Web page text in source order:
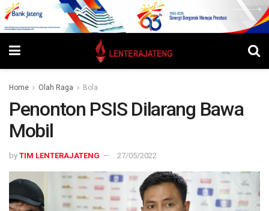
Home Olah Raga Bola
Penonton PSIS Dilarang Bawa
Mobil
by TIM LENTERAJATENG 27/05/2022